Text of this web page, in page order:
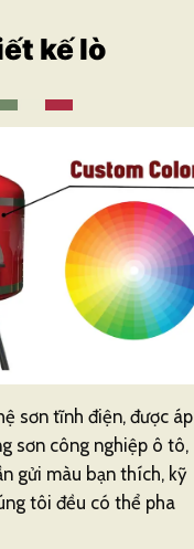
kế lò
sơn tĩnh điện, được áp
sơn công nghiệp ô tô,
gửi màu bạn thích, kỹ
tôi đều có thể pha